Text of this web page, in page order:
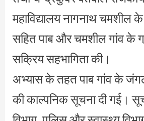
महाविद्यालय नागनाथ चमशील
सहित पाब और चमशील गांव के
सक्रिय सहभागिता की।
अभ्यास के तहत पाब गांव के
की काल्पनिक सूचना दी गई।